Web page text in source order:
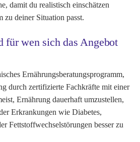
damit du realistisch einschätzen
zu deiner Situation passt.
für wen sich das Angebot
Ernährungsberatungsprogramm,
durch zertifizierte Fachkräfte mit einer
Ernährung dauerhaft umzustellen,
Erkrankungen wie Diabetes,
Fettstoffwechselstörungen besser zu